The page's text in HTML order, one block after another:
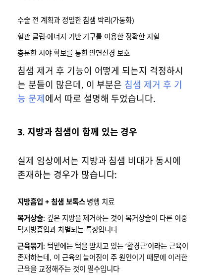
수술 전 계획과 정밀한 침샘 박리(가동화)
혈관 클립·에너지 기반 기구를 이용한 정확한 지혈
충분한 시야 확보를 통한 안면신경 보호
침샘 제거 후 기능이 어떻게 되는지 걱정하시
는 분들이 많은데, 이 부분은 침샘 제거 후 기
능 문제에서 따로 설명해 두었습니다.
3. 지방과 침샘이 함께 있는 경우
실제 임상에서는 지방과 침샘 비대가 동시에
존재하는 경우가 많습니다:
지방흡입 + 침샘 보톡스병행 치료
목거상술: 깊은 지방을 제거하는 것이 목거상술이 다른 이중
턱지방흡입과 차별되는 특징입니다
근육묶기: 턱밑에는 턱을 받치고 있는 ‘활경근’이라는 근육이
존재하는데, 이 근육의 늘어짐이 주 원인이기 때문에 이러한
근육을 교정해주는 것이 필수입니다